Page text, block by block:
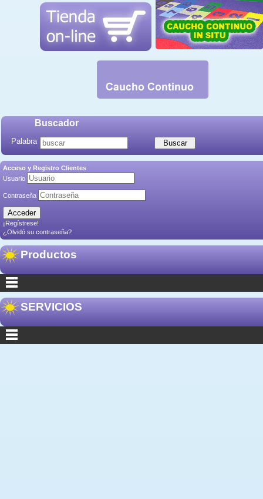
Buscador
Palabra
Acceso y Registro Clientes
Usuario
Contraseña
¡Regístrese!
¿Olvidó su contraseña?
Productos
SERVICIOS